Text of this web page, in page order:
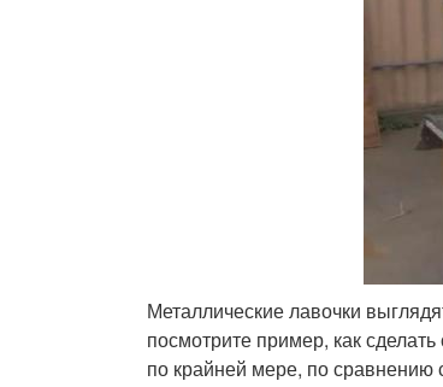
Металлические лавочки
посмотрите пример, как
по крайней мере, по сравнению